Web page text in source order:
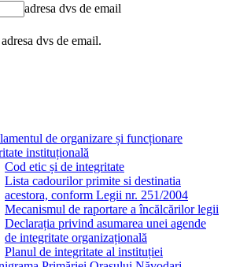
adresa dvs de email
dvs de email.
de organizare și funcționare
instituțională
Cod etic și de integritate
Lista cadourilor primite si destinatia
acestora, conform Legii nr. 251/2004
Mecanismul de raportare a încălcărilor legii
Declarația privind asumarea unei agende
de integritate organizațională
Planul de integritate al instituției